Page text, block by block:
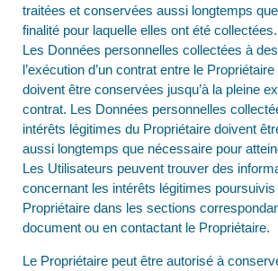
traitées et conservées aussi longtemps
finalité pour laquelle elles ont été
Les Données personnelles collectées à
l’exécution d’un contrat entre le Propriétaire
doivent être conservées jusqu’à la pleine
contrat. Les Données personnelles
intérêts légitimes du Propriétaire doivent
aussi longtemps que nécessaire pour
Les Utilisateurs peuvent trouver des
concernant les intérêts légitimes poursuivis
Propriétaire dans les sections
document ou en contactant le Propriétaire.
Le Propriétaire peut être autorisé à